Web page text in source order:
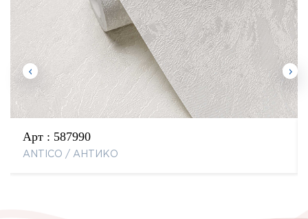
Арт : 587990
ANTICO / АНТИКО